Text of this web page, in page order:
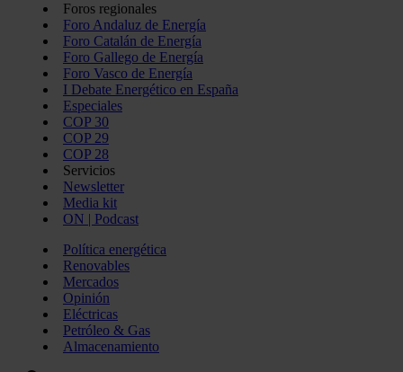
Foros regionales
Foro Andaluz de Energía
Foro Catalán de Energía
Foro Gallego de Energía
Foro Vasco de Energía
I Debate Energético en España
Especiales
COP 30
COP 29
COP 28
Servicios
Newsletter
Media kit
ON | Podcast
Política energética
Renovables
Mercados
Opinión
Eléctricas
Petróleo & Gas
Almacenamiento